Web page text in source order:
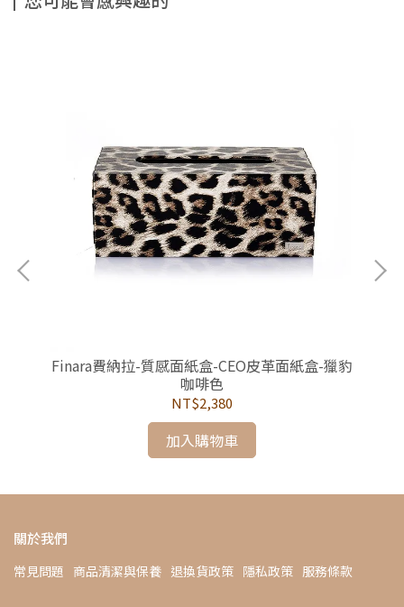
Finara費納拉-質感面紙盒-CEO皮革面紙盒-獵豹
咖啡色
NT$2,380
加入購物車
關於我們
常見問題 商品清潔與保養 退換貨政策 隱私政策 服務條款